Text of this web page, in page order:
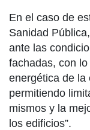
En el caso de
Sanidad
ante las
fachadas, con
energética de la
permitiendo
mismos y la
los edificios”.